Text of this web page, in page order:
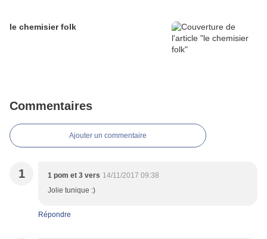
le chemisier folk
Commentaires
Ajouter un commentaire
1 1 pom et 3 vers 14/11/2017 09:38
Jolie tunique :)
Répondre